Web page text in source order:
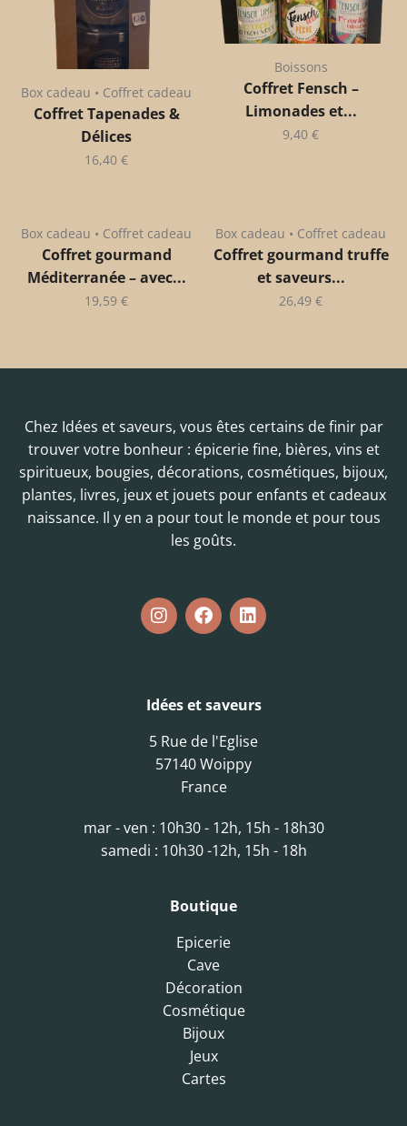
Box cadeau • Coffret cadeau
Coffret Tapenades &
Délices
16,40 €
Boissons
Coffret Fensch –
Limonades et...
9,40 €
Box cadeau • Coffret cadeau
Coffret gourmand
Méditerranée – avec...
19,59 €
Box cadeau • Coffret cadeau
Coffret gourmand truffe
et saveurs...
26,49 €
Chez Idées et saveurs, vous êtes certains de finir par
trouver votre bonheur : épicerie fine, bières, vins et
spiritueux, bougies, décorations, cosmétiques, bijoux,
plantes, livres, jeux et jouets pour enfants et cadeaux
naissance. Il y en a pour tout le monde et pour tous
les goûts.
Idées et saveurs
5 Rue de l'Eglise
57140 Woippy
France
mar - ven : 10h30 - 12h, 15h - 18h30
samedi : 10h30 -12h, 15h - 18h
Boutique
Epicerie
Cave
Décoration
Cosmétique
Bijoux
Jeux
Cartes